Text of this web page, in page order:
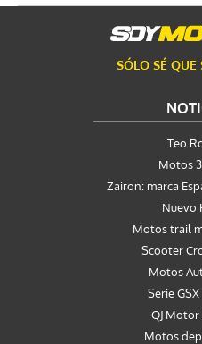
SÓLO SÉ
Teo
Motos
Zairon: marca
Nuevo
Motos trail
Scooter
Motos
Serie
QJ
Motos